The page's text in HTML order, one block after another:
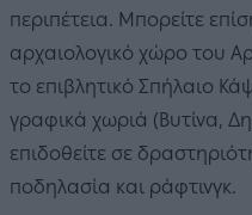
περιπέτεια. Μπορείτε
αρχαιολογικό χώρο του
το επιβλητικό Σπήλαιο
γραφικά χωριά (Βυτίνα,
επιδοθείτε σε
ποδηλασία και ράφτινγκ.